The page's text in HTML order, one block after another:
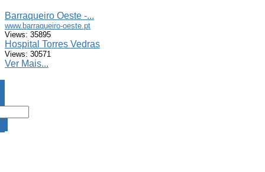
Barraqueiro Oeste -...
www.barraqueiro-oeste.pt
Views: 35895
Hospital Torres Vedras
Views: 30571
Ver Mais...